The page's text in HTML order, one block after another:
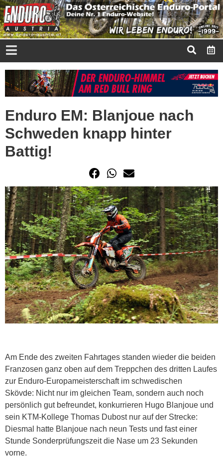
Enduro EM: Blanjoue nach
Schweden knapp hinter
Battig!
Am Ende des zweiten Fahrtages standen wieder die beiden
Franzosen ganz oben auf dem Treppchen des dritten Laufes
zur Enduro-Europameisterschaft im schwedischen
Skövde: Nicht nur im gleichen Team, sondern auch noch
persönlich gut befreundet, konkurrieren Hugo Blanjoue und
sein KTM-Kollege Thomas Dubost nur auf der Strecke:
Diesmal hatte Blanjoue nach neun Tests und fast einer
Stunde Sonderprüfungszeit die Nase um 23 Sekunden
vorne.